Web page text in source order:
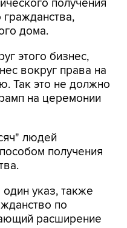
получения
дома.
этого бизнес,
вокруг права на
Так это не должно
на церемонии
людей
получения
указ, также
по
расширение